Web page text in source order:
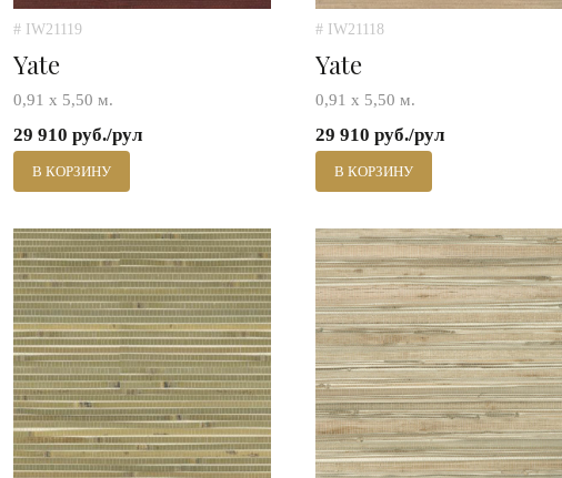
# IW21119
Yate
0,91 х 5,50 м.
29 910 руб./рул
В КОРЗИНУ
# IW21118
Yate
0,91 х 5,50 м.
29 910 руб./рул
В КОРЗИНУ